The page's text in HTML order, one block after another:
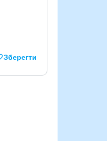
Зберегти